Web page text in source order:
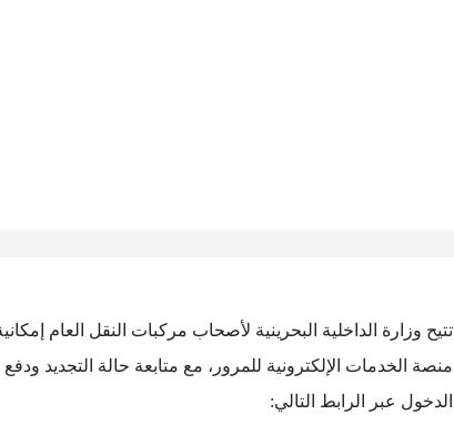
تتيح وزارة الداخلية البحرينية لأصحاب مركبات النقل العام
منصة الخدمات الإلكترونية للمرور، مع متابعة حالة التجديد
الدخول عبر الرابط التالي: